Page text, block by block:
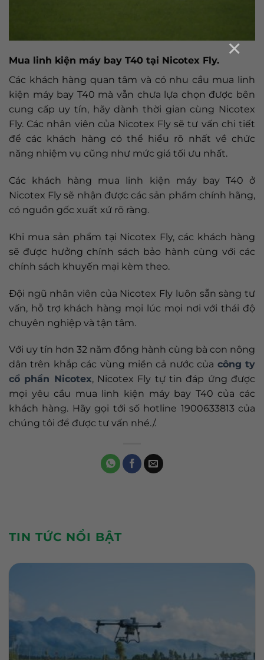
×
Mua linh kiện máy bay T40 tại Nicotex Fly.
Các khách hàng quan tâm và có nhu cầu mua linh
kiện máy bay T40 mà vẫn chưa lựa chọn được bên
cung cấp uy tín, hãy dành thời gian cùng Nicotex
Fly. Các nhân viên của Nicotex Fly sẽ tư vấn chi tiết
để các khách hàng có thể hiểu rõ nhất về chức
năng nhiệm vụ cũng như mức giá tối ưu nhất.
Các khách hàng mua linh kiện máy bay T40 ở
Nicotex Fly sẽ nhận được các sản phẩm chính hãng,
có nguồn gốc xuất xứ rõ ràng.
Khi mua sản phẩm tại Nicotex Fly, các khách hàng
sẽ được hưởng chính sách bảo hành cùng với các
chính sách khuyến mại kèm theo.
Đội ngũ nhân viên của Nicotex Fly luôn sẵn sàng tư
vấn, hỗ trợ khách hàng mọi lúc mọi nơi với thái độ
chuyên nghiệp và tận tâm.
Với uy tín hơn 32 năm đồng hành cùng bà con nông
dân trên khắp các vùng miền cả nước của công ty
cổ phần Nicotex, Nicotex Fly tự tin đáp ứng được
mọi yêu cầu mua linh kiện máy bay T40 của các
khách hàng. Hãy gọi tới số hotline 1900633813 của
chúng tôi để được tư vấn nhé./.
TIN TỨC NỔI BẬT